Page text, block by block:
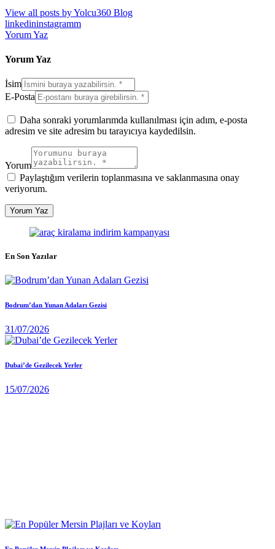
View all posts byYolcu360 Blog
linkedininstagramm
Yorum Yaz
Yorum Yaz
İsim
E-Posta
Daha sonraki yorumlarımda kullanılması için adım, e-posta
adresim ve site adresim bu tarayıcıya kaydedilsin.
Yorum
Paylaştığım verilerin toplanmasına ve saklanmasına onay
veriyorum.
En Son Yazılar
Bodrum’dan Yunan Adaları Gezisi
31/07/2026
Dubai’de Gezilecek Yerler
15/07/2026